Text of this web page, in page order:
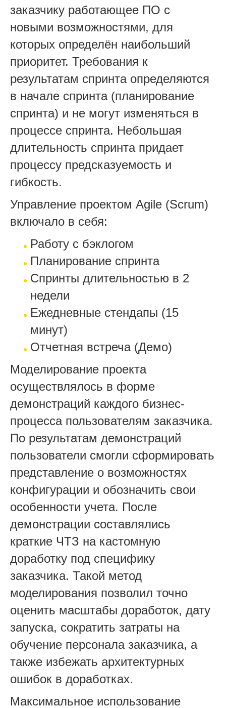
заказчику работающее ПО с
новыми возможностями, для
которых определён наибольший
приоритет. Требования к
результатам спринта определяются
в начале спринта (планирование
спринта) и не могут изменяться в
процессе спринта. Небольшая
длительность спринта придает
процессу предсказуемость и
гибкость.
Управление проектом Agile (Scrum)
включало в себя:
Работу с бэклогом
Планирование спринта
Спринты длительностью в 2
недели
Ежедневные стендапы (15
минут)
Отчетная встреча (Демо)
Моделирование проекта
осуществлялось в форме
демонстраций каждого бизнес-
процесса пользователям заказчика.
По результатам демонстраций
пользователи смогли сформировать
представление о возможностях
конфигурации и обозначить свои
особенности учета. После
демонстрации составлялись
краткие ЧТЗ на кастомную
доработку под специфику
заказчика. Такой метод
моделирования позволил точно
оценить масштабы доработок, дату
запуска, сократить затраты на
обучение персонала заказчика, а
также избежать архитектурных
ошибок в доработках.
Максимальное использование